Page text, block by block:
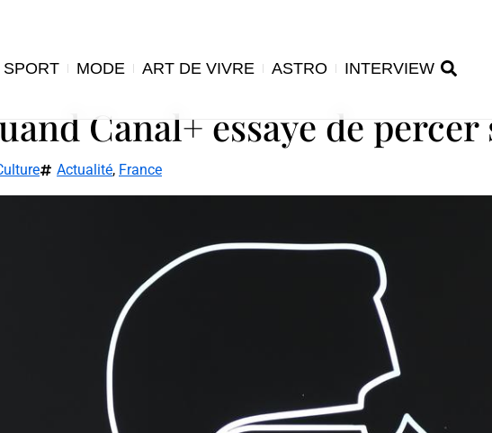
SPORT MODE ART DE VIVRE ASTRO
INTERVIEW
Canal+ essaye de
Actualité, France